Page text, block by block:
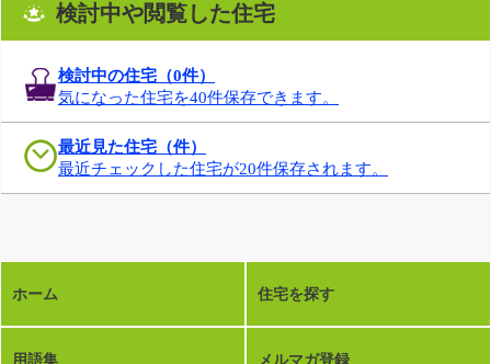
検討中や閲覧した住宅
検討中の住宅（0件）
気になった住宅を40件保存できます。
最近見た住宅（件）
最近チェックした住宅が20件保存されます。
ホーム 住宅を探す
用語集 メルマガ登録